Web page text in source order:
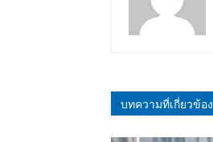
บทความที่เกี่ยวข้อง